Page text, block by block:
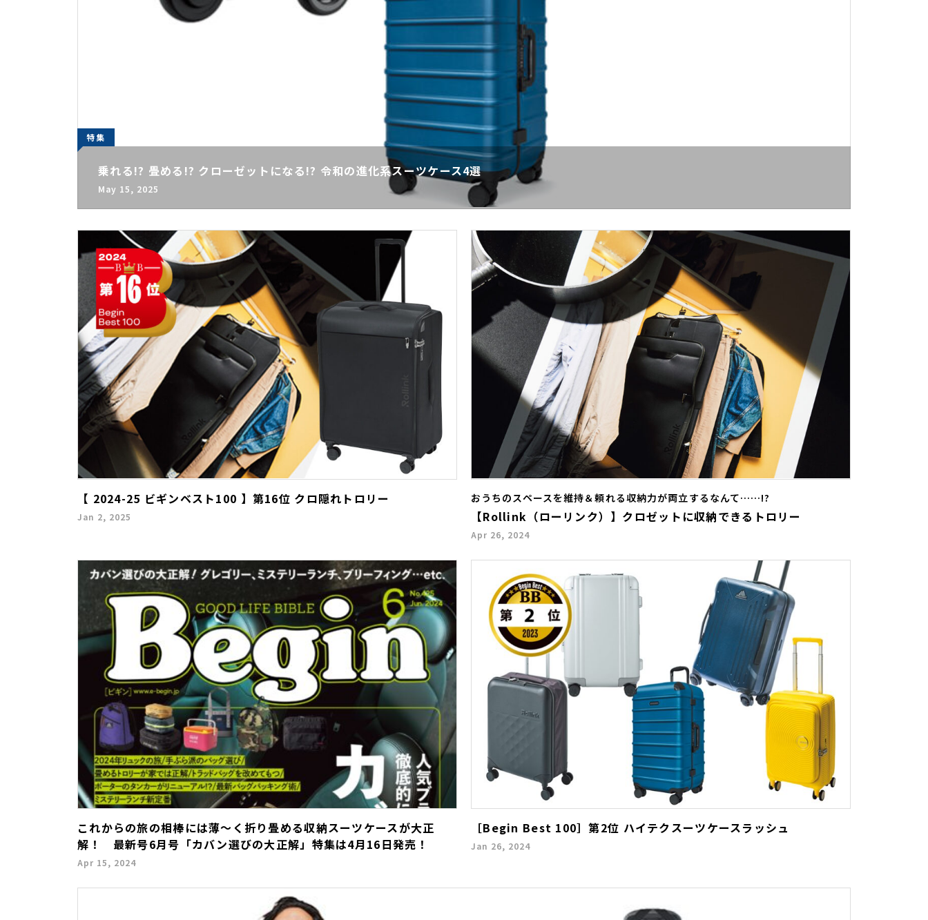
特集
乗れる!? 畳める!? クローゼットになる!? 令和の進化系スーツケース4選
May 15, 2025
【 2024-25 ビギンベスト100 】第16位 クロ隠れトロリー
Jan 2, 2025
おうちのスペースを維持＆頼れる収納力が両立するなんて……!?
【Rollink（ローリンク）】クロゼットに収納できるトロリー
Apr 26, 2024
これからの旅の相棒には薄～く折り畳める収納スーツケースが大正
解！ 最新号6月号「カバン選びの大正解」特集は4月16日発売！
Apr 15, 2024
［Begin Best 100］第2位 ハイテクスーツケースラッシュ
Jan 26, 2024